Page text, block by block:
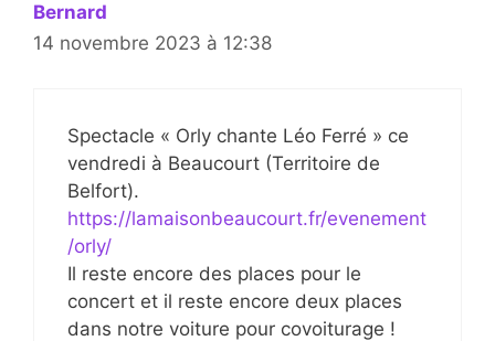
Bernard
14 novembre 2023 à 12:38
Spectacle « Orly chante Léo Ferré » ce
vendredi à Beaucourt (Territoire de
Belfort).
https://lamaisonbeaucourt.fr/evenement
/orly/
Il reste encore des places pour le
concert et il reste encore deux places
dans notre voiture pour covoiturage !